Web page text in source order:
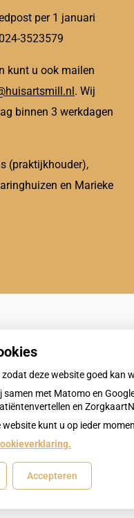
per 1 januari
3523579
kunt u ook mailen
. Wij
binnen 3 werkdagen
(praktijkhouder),
en Marieke
deze website goed
met Matomo en
en
kunt u op ieder
Accepteren